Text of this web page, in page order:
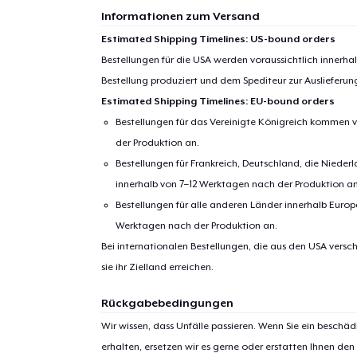
Informationen zum Versand
Estimated Shipping Timelines: US-bound orders
Bestellungen für die USA werden voraussichtlich
Bestellung produziert und dem Spediteur zur
Estimated Shipping Timelines: EU-bound orders
Bestellungen für das Vereinigte Königreich kommen
der Produktion an.
Bestellungen für Frankreich, Deutschland, die
innerhalb von 7–12 Werktagen nach der Produktion
Bestellungen für alle anderen Länder innerhalb
Werktagen nach der Produktion an.
Bei internationalen Bestellungen, die aus den USA
sie ihr Zielland erreichen.
Rückgabebedingungen
Wir wissen, dass Unfälle passieren. Wenn Sie ein
erhalten, ersetzen wir es gerne oder erstatten Ihnen